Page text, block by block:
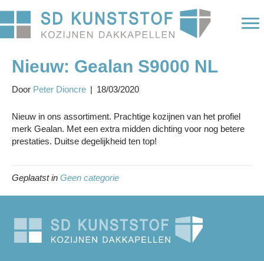
Nieuw: Gealan S9000 NL
Door Peter Dioncre | 18/03/2020
Nieuw in ons assortiment. Prachtige kozijnen van het profiel
merk Gealan. Met een extra midden dichting voor nog betere
prestaties. Duitse degelijkheid ten top!
Geplaatst in Geen categorie